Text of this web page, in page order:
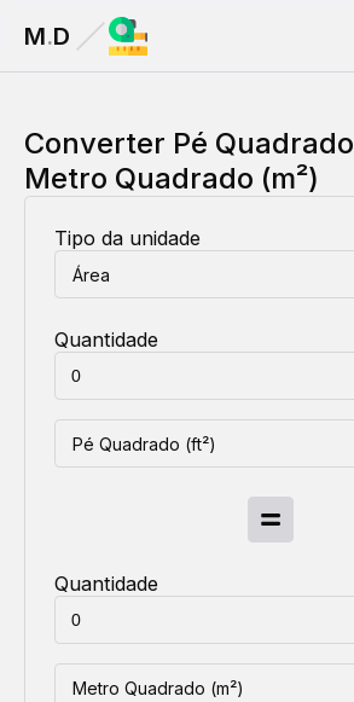
M.D
Converter Pé
Metro Quadrado (m²)
Tipo da unidade
Área
Quantidade
Pé Quadrado (ft²)
Quantidade
Metro Quadrado (m²)